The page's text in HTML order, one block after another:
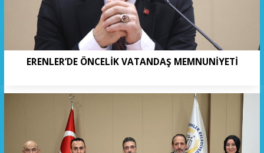
ERENLER’DE ÖNCELİK VATANDAŞ MEMNUNİYETİ